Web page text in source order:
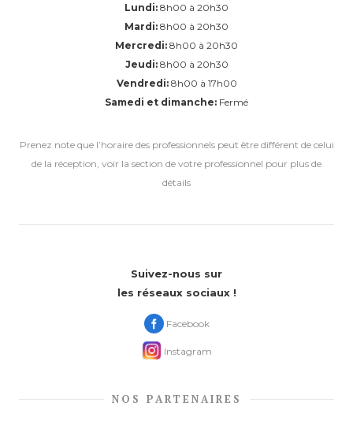
Lundi: 8h00 à 20h30
Mardi: 8h00 à 20h30
Mercredi: 8h00 à 20h30
Jeudi: 8h00 à 20h30
Vendredi: 8h00 à 17h00
Samedi et dimanche: Fermé
Prenez note que l’horaire des professionnels peut être différent de celui
de la réception, voir la section de votre professionnel pour plus de
détails
Suivez-nous sur
les réseaux sociaux !
Facebook
Instagram
NOS PARTENAIRES